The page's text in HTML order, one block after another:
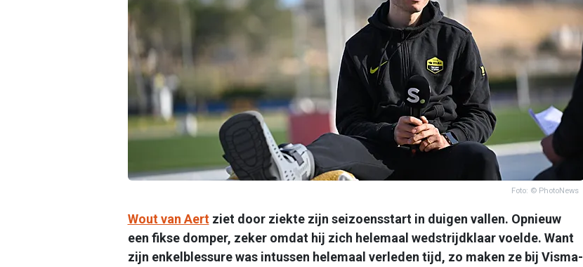
Foto: © PhotoNews
Wout van Aertziet door ziekte zijn seizoensstart in duigen vallen. Opnieuw
een fikse domper, zeker omdat hij zich helemaal wedstrijdklaar voelde. Want
zijn enkelblessure was intussen helemaal verleden tijd, zo maken ze bij Visma-